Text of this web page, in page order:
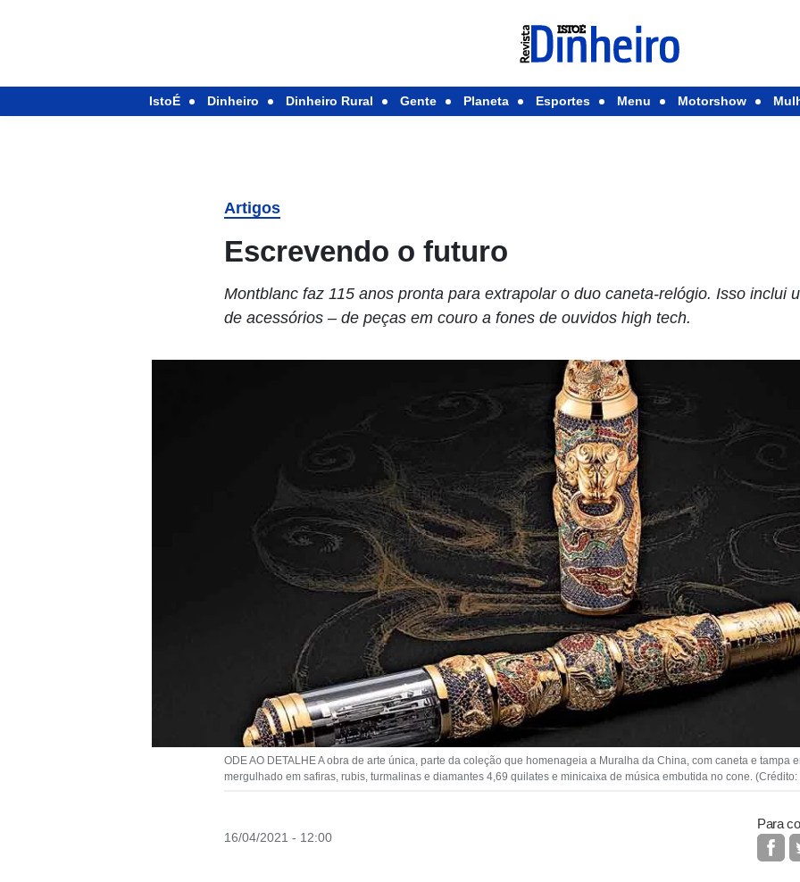
IstoÉ Dinheiro Dinheiro Rural Gente Planeta Esportes Menu Motorshow
Artigos
Escrevendo o futuro
Montblanc faz 115 anos pronta para extrapolar o duo caneta-relógio. Isso inclui
de acessórios – de peças em couro a fones de ouvidos high tech.
ODE AO DETALHE A obra de arte única, parte da coleção que homenageia a Muralha da China, com caneta e tampa
mergulhado em safiras, rubis, turmalinas e diamantes 4,69 quilates e minicaixa de música embutida no cone.
16/04/2021 - 12:00
Para